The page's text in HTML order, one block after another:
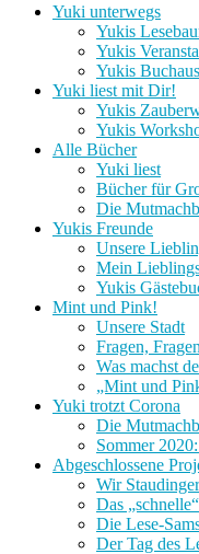
Yuki unterwegs
Yukis
Yukis
Yukis
Yuki liest mit Dir!
Yukis
Yukis
Alle Bücher
Yuki liest
Bücher für
Die
Yukis Freunde
Unsere
Mein
Yukis
Mint und Pink!
Unsere Stadt
Fragen,
Was machst
„Mint und
Yuki trotzt Corona
Die
Sommer
Abgeschlossene
Wir
Das
Die Lese-
Der Tag des